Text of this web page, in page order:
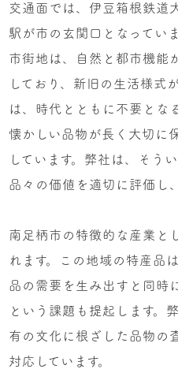
交通面では、伊豆箱根鉄道
駅が市の玄関口となってい
市街地は、自然と都市機能
しており、新旧の生活様式
は、時代とともに不要とな
懐かしい品物が長く大切に
しています。弊社は、そう
品々の価値を適切に評価し
南足柄市の特徴的な産業と
れます。この地域の特産品
品の需要を生み出すと同時
という課題も提起します。
有の文化に根ざした品物の
対応しています。